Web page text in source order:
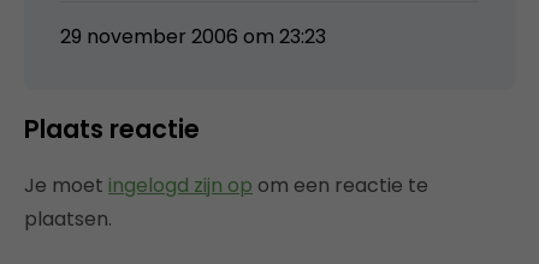
29 november 2006 om 23:23
Plaats reactie
Je moet ingelogd zijn op om een reactie te
plaatsen.